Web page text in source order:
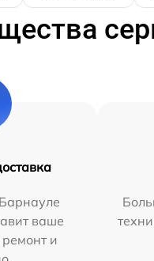
ваше
ремонт и